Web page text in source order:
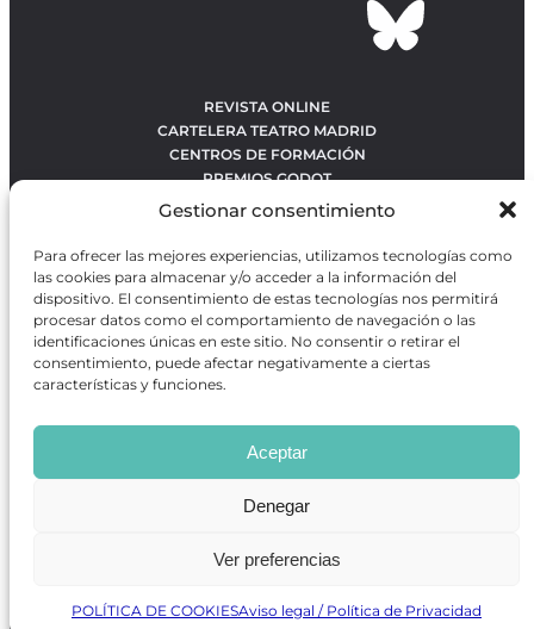
Gestionar consentimiento
Para ofrecer las mejores experiencias, utilizamos tecnologías como
las cookies para almacenar y/o acceder a la información del
dispositivo. El consentimiento de estas tecnologías nos permitirá
procesar datos como el comportamiento de navegación o las
identificaciones únicas en este sitio. No consentir o retirar el
consentimiento, puede afectar negativamente a ciertas
características y funciones.
Aceptar
Denegar
Ver preferencias
POLÍTICA DE COOKIESAviso legal / Política de Privacidad
REVISTA ONLINE
CARTELERA TEATRO MADRID
CENTROS DE FORMACIÓN
PREMIOS GODOT
CONTACTO
OBRAS MÁS VOTADAS
RANKING MEJORES OBRAS
BÚSQUEDA AVANZADA DE OBRAS
Revista GODOTes una revista independiente especializada
en información sobre artes escénicas de Madrid, gratuita y
que se distribuye en espacios escénicos, además de otros
puntos de interés turístico y de ocio de la capital.
Desarrollado por Precise Future